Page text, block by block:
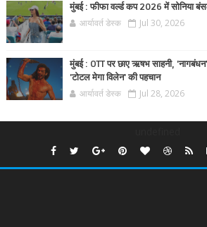
मुंबई : फीफा वर्ल्ड कप 2026 में सोनिया
आर्यावर्त डेस्क Jul 30, 2026
मुंबई : OTT पर छाए ऋषभ साहनी,
'टोटल मेगा विलेन' की पहचान
आर्यावर्त डेस्क Jul 28, 2026